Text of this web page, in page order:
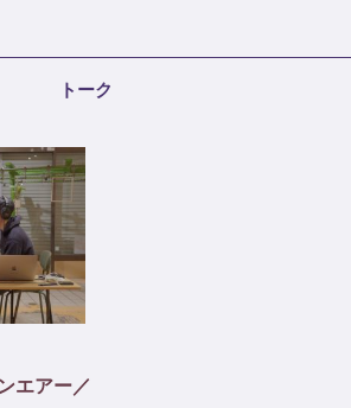
トーク
エアー／